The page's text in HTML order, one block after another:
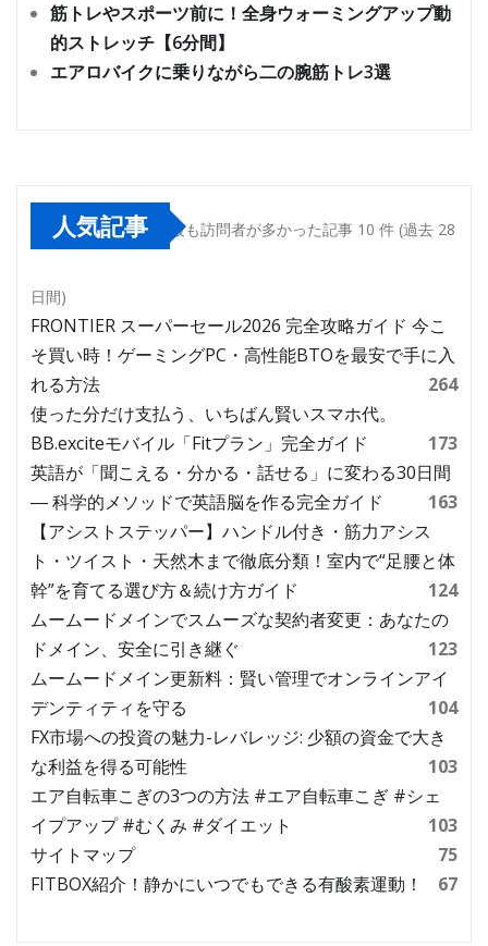
筋トレやスポーツ前に！全身ウォーミングアップ動
的ストレッチ【6分間】
エアロバイクに乗りながら二の腕筋トレ3選
人気記事 最も訪問者が多かった記事 10 件 (過去 28
日間)
FRONTIER スーパーセール2026 完全攻略ガイド 今こ
そ買い時！ゲーミングPC・高性能BTOを最安で手に入
れる方法
264
使った分だけ支払う、いちばん賢いスマホ代。
BB.exciteモバイル「Fitプラン」完全ガイド
173
英語が「聞こえる・分かる・話せる」に変わる30日間
― 科学的メソッドで英語脳を作る完全ガイド
163
【アシストステッパー】ハンドル付き・筋力アシス
ト・ツイスト・天然木まで徹底分類！室内で“足腰と体
幹”を育てる選び方＆続け方ガイド
124
ムームードメインでスムーズな契約者変更：あなたの
ドメイン、安全に引き継ぐ
123
ムームードメイン更新料：賢い管理でオンラインアイ
デンティティを守る
104
FX市場への投資の魅力-レバレッジ: 少額の資金で大き
な利益を得る可能性
103
エア自転車こぎの3つの方法 #エア自転車こぎ #シェ
イプアップ #むくみ #ダイエット
103
サイトマップ
75
FITBOX紹介！静かにいつでもできる有酸素運動！
67